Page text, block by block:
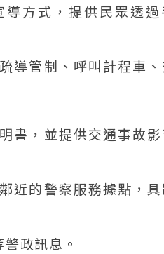
方式，提供民眾透
導管制、呼叫計程車
書，並提供交通事故
近的警察服務據點，
政訊息。